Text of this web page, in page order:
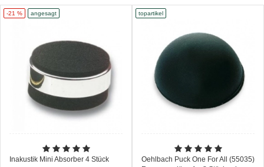
-21 % angesagt
Inakustik Mini Absorber 4 Stück
topartikel
Oehlbach Puck One For All (55035)